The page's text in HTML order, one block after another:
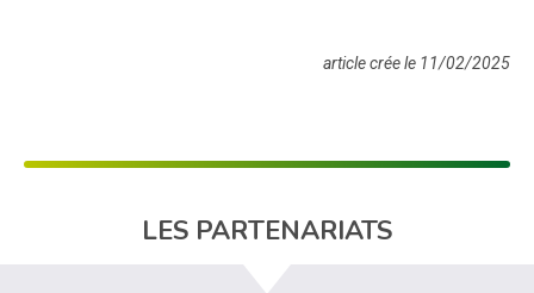
article crée le 11/02/2025
LES PARTENARIATS